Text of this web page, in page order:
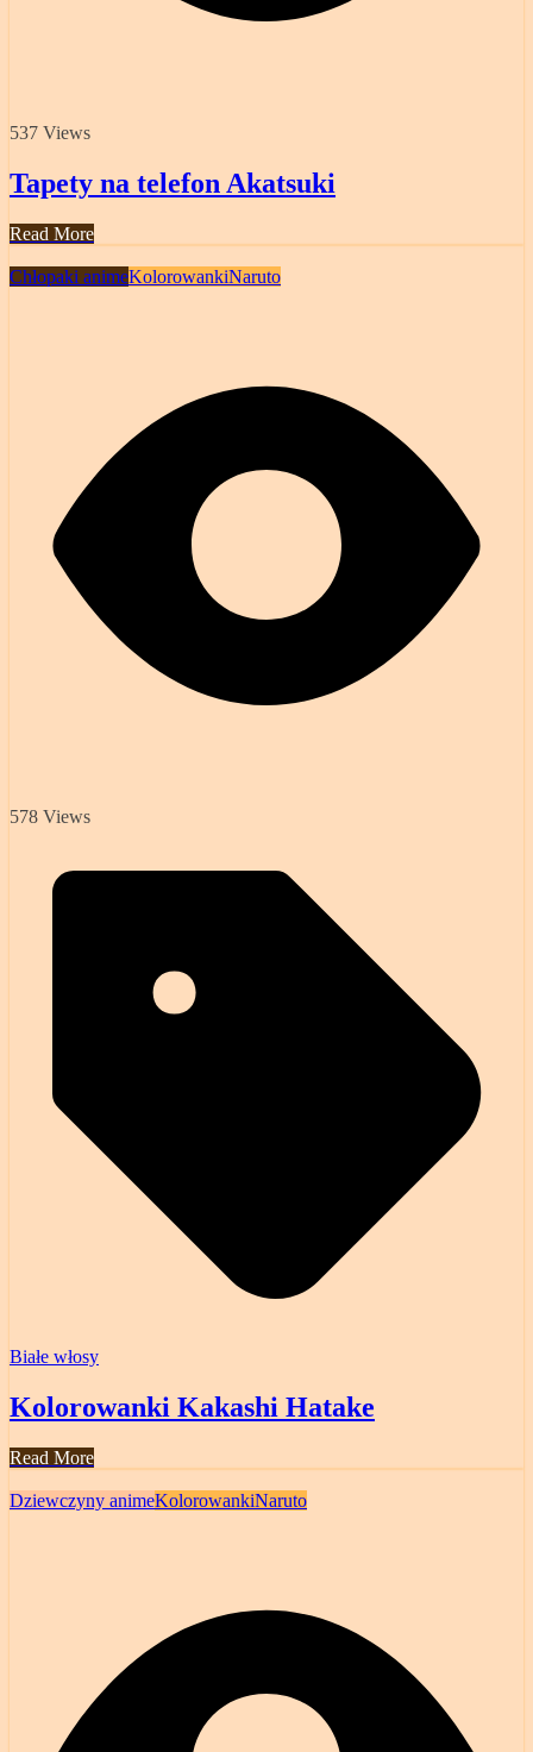
537 Views
Tapety na telefon Akatsuki
Read More
Chłopaki animeKolorowankiNaruto
578 Views
Białe włosy
Kolorowanki Kakashi Hatake
Read More
Dziewczyny animeKolorowankiNaruto